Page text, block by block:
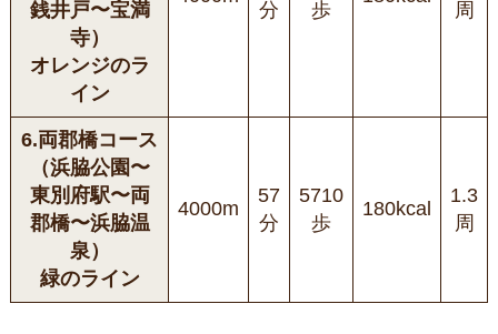
銭井戸〜宝満
寺）
オレンジのラ
イン
分 歩 周
6.両郡橋コース
（浜脇公園〜
東別府駅〜両
郡橋〜浜脇温
泉）
緑のライン
4000m
57
分
5710
歩
180kcal
1.3
周